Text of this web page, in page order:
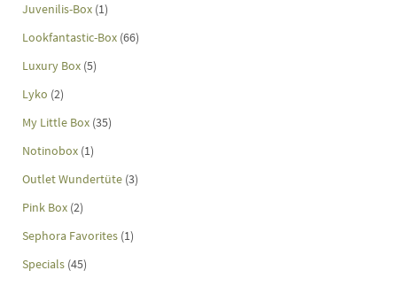
Juvenilis-Box (1)
Lookfantastic-Box (66)
Luxury Box (5)
Lyko (2)
My Little Box (35)
Notinobox (1)
Outlet Wundertüte (3)
Pink Box (2)
Sephora Favorites (1)
Specials (45)